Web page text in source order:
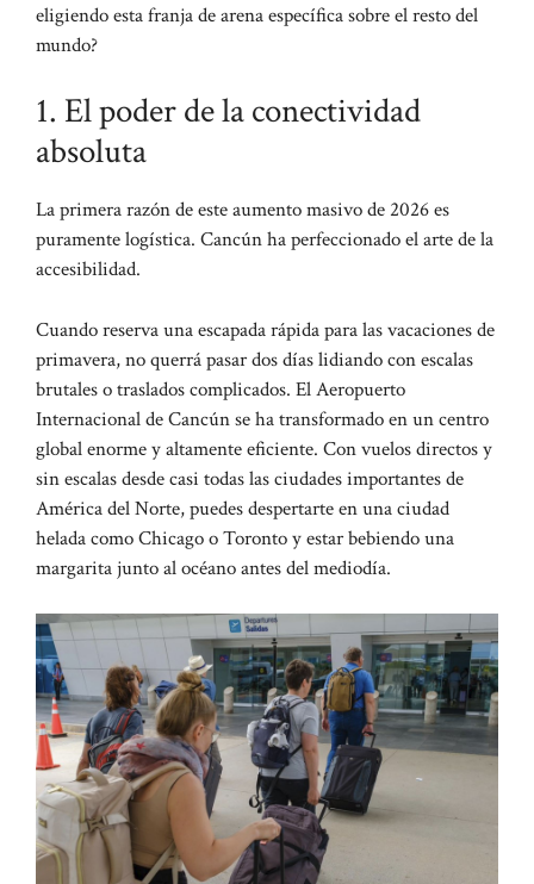
eligiendo esta franja de arena específica sobre el resto del
mundo?
1. El poder de la conectividad
absoluta
La primera razón de este aumento masivo de 2026 es
puramente logística. Cancún ha perfeccionado el arte de la
accesibilidad.
Cuando reserva una escapada rápida para las vacaciones de
primavera, no querrá pasar dos días lidiando con escalas
brutales o traslados complicados. El Aeropuerto
Internacional de Cancún se ha transformado en un centro
global enorme y altamente eficiente. Con vuelos directos y
sin escalas desde casi todas las ciudades importantes de
América del Norte, puedes despertarte en una ciudad
helada como Chicago o Toronto y estar bebiendo una
margarita junto al océano antes del mediodía.